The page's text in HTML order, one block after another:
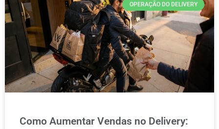
OPERAÇÃO DO DELIVERY
Como Aumentar Vendas no Delivery: